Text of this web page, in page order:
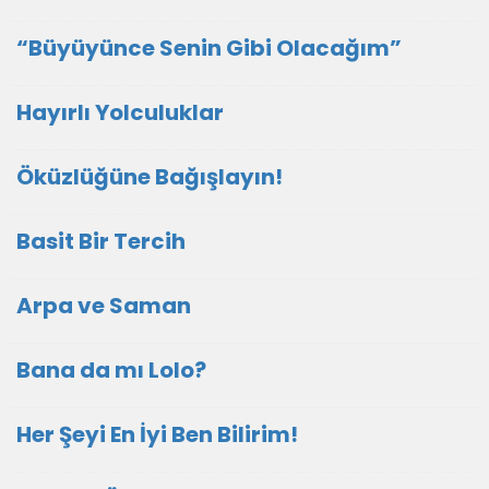
“Büyüyünce Senin Gibi Olacağım”
Hayırlı Yolculuklar
Öküzlüğüne Bağışlayın!
Basit Bir Tercih
Arpa ve Saman
Bana da mı Lolo?
Her Şeyi En İyi Ben Bilirim!